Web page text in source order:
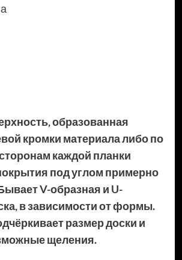
образованная
кромки материала либо по
каждой планки
под углом примерно
V-образная и U-
в зависимости от формы.
размер доски и
щеления.